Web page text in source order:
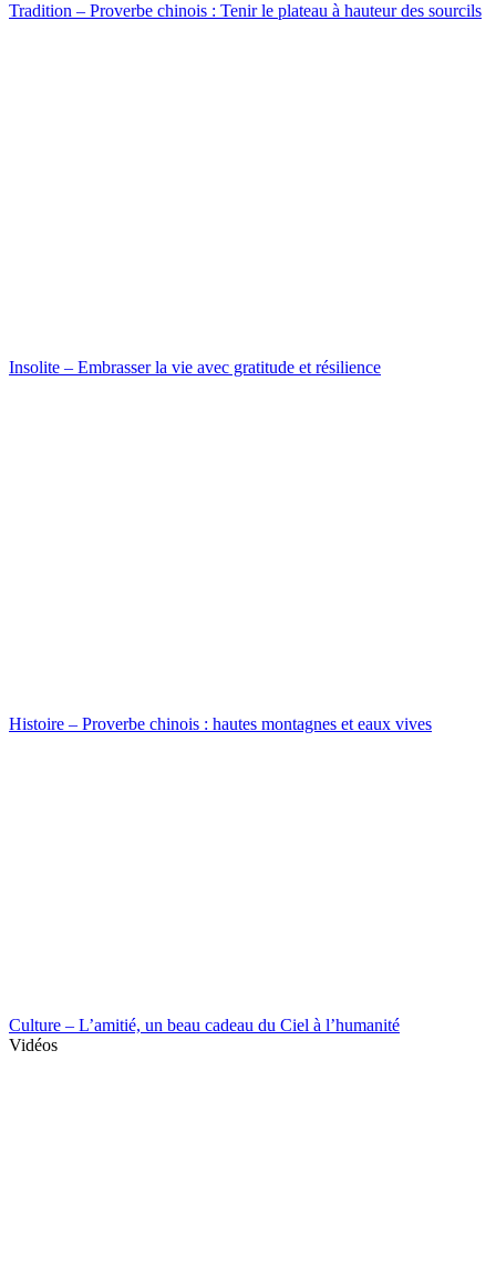
Tradition – Proverbe chinois : Tenir le plateau à hauteur des sourcils
Insolite – Embrasser la vie avec gratitude et résilience
Histoire – Proverbe chinois : hautes montagnes et eaux vives
Culture – L’amitié, un beau cadeau du Ciel à l’humanité
Vidéos